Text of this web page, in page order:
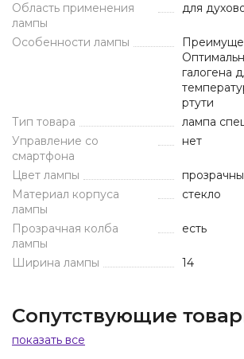
Область применения
лампы
для
Особенности лампы
галогена
ртути
Тип товара
лампа
Управление со
смартфона
нет
Цвет лампы
Материал корпуса
лампы
стекло
Прозрачная колба
лампы
есть
Ширина лампы 14
Сопутствующие
показать все